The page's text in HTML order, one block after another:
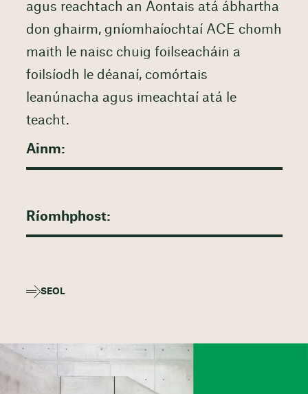
agus reachtach an Aontais atá ábhartha
don ghairm, gníomhaíochtaí ACE chomh
maith le naisc chuig foilseacháin a
foilsíodh le déanaí, comórtais
leanúnacha agus imeachtaí atá le
teacht.
SEOL